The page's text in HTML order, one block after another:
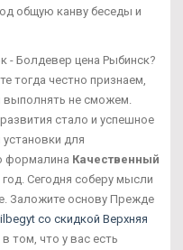
общую канву беседы и
- Болдевер цена Рыбинск?
тогда честно признаем,
выполнять не сможем.
стало и успешное
для
формалина Качественный
год. Сегодня соберу мысли
Заложите основу Прежде
со скидкой Верхняя
том, что у вас есть